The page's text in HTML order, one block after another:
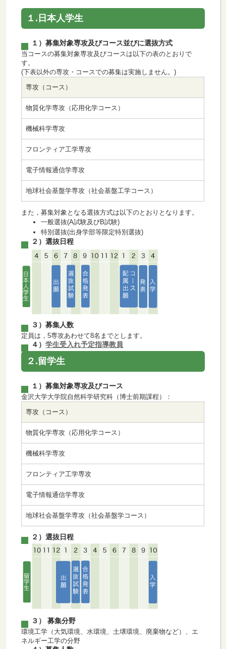
１.日本人学生
１）募集対象専攻及びコース並びに選抜方式
当コースの募集対象専攻及びコースは以下の表のとおりで
す。
(下表以外の専攻・コースでの募集は実施しません。)
専攻（コース）
物質化学専攻（応用化学コース）
機械科学専攻
フロンティア工学専攻
電子情報通信学専攻
地球社会基盤学専攻（社会基盤工学コース）
また，募集対象となる選抜方式は以下のとおりとなります。
一般選抜(A試験及びB試験)
特別選抜(出身学部等限定特別選抜)
２）選抜日程
３）募集人数
定員は，5専攻あわせて8名までとします。
４）学生受入れ予定指導教員
２.留学生
１）募集対象専攻及びコース
金沢大学大学院自然科学研究科（博士前期課程）：
専攻（コース）
物質化学専攻（応用化学コース）
機械科学専攻
フロンティア工学専攻
電子情報通信学専攻
地球社会基盤学専攻（社会基盤学コース）
２）選抜日程
３） 募集分野
環境工学（大気環境、水環境、土壌環境、廃棄物など）、エ
ネルギー工学の分野